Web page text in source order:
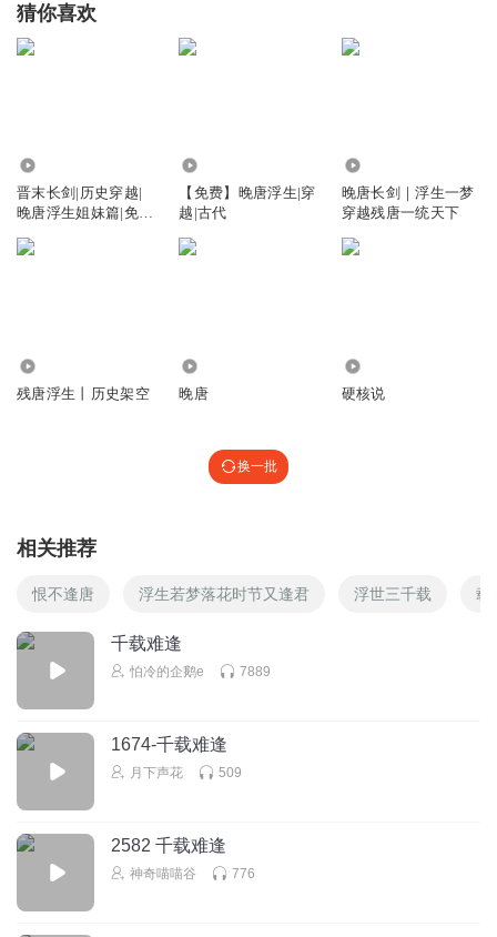
猜你喜欢
晋末长剑|历史穿越|
晚唐浮生姐妹篇|免费
【免费】晚唐浮生|穿
越|古代
晚唐长剑｜浮生一梦
穿越残唐一统天下
残唐浮生丨历史架空 晚唐 硬核说
换一批
相关推荐
恨不逢唐 浮生若梦落花时节又逢君 浮世三千载 载
千载难逢
怕冷的企鹅e 7889
1674-千载难逢
月下声花 509
2582 千载难逢
神奇喵喵谷 776